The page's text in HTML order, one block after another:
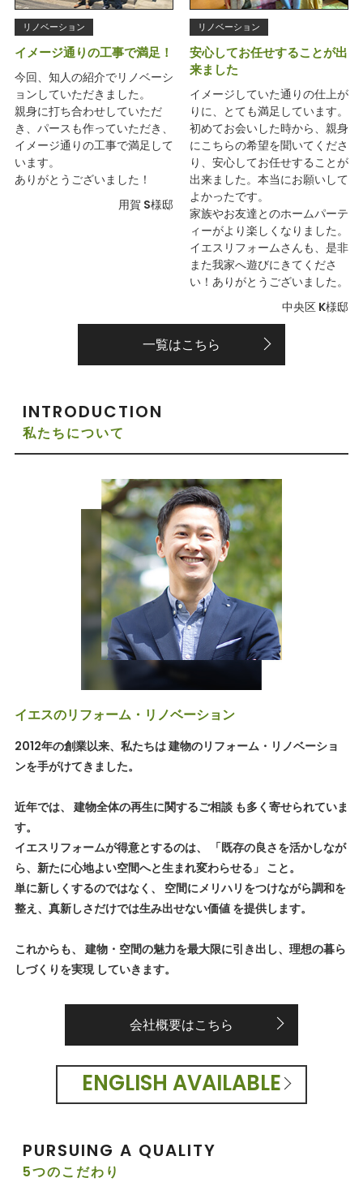
リノベーション
イメージ通りの工事で満足！
今回、知人の紹介でリノベーシ
ョンしていただきました。
親身に打ち合わせしていただ
き、パースも作っていただき、
イメージ通りの工事で満足して
います。
ありがとうございました！
用賀 S様邸
リノベーション
安心してお任せすることが出
来ました
イメージしていた通りの仕上が
りに、とても満足しています。
初めてお会いした時から、親身
にこちらの希望を聞いてくださ
り、安心してお任せすることが
出来ました。本当にお願いして
よかったです。
家族やお友達とのホームパーテ
ィーがより楽しくなりました。
イエスリフォームさんも、是非
また我家へ遊びにきてくださ
い！ありがとうございました。
中央区 K様邸
一覧はこちら
INTRODUCTION
私たちについて
イエスのリフォーム・リノベーション
2012年の創業以来、私たちは 建物のリフォーム・リノベーショ
ンを手がけてきました。
近年では、 建物全体の再生に関するご相談 も多く寄せられていま
す。
イエスリフォームが得意とするのは、 「既存の良さを活かしなが
ら、新たに心地よい空間へと生まれ変わらせる」 こと。
単に新しくするのではなく、 空間にメリハリをつけながら調和を
整え、真新しさだけでは生み出せない価値 を提供します。
これからも、 建物・空間の魅力を最大限に引き出し、理想の暮ら
しづくりを実現 していきます。
会社概要はこちら
ENGLISH AVAILABLE
PURSUING A QUALITY
5つのこだわり